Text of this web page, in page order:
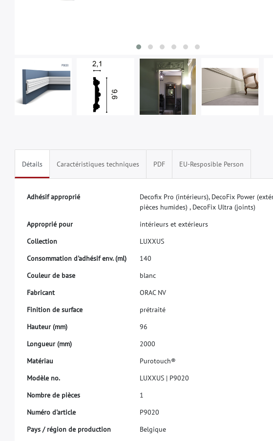
Détails Caractéristiques techniques PDF EU-Resposible Person
Adhésif approprié Decofx Pro (intérieurs), DecoFix Power (exté
pièces humides) , DecoFix Ultra (joints)
Approprié pour intérieurs et extérieurs
Collection LUXXUS
Consommation d'adhésif env. (ml) 140
Couleur de base blanc
Fabricant ORAC NV
Finition de surface prétraité
Hauteur (mm) 96
Longueur (mm) 2000
Matériau Purotouch®
Modèle no. LUXXUS | P9020
Nombre de pièces
1
Numéro d'article P9020
Pays / région de production Belgique